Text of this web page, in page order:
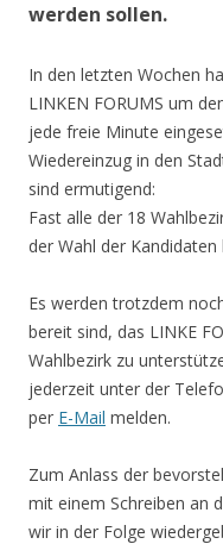
werden sollen.
In den letzten Wochen
LINKEN FORUMS um
jede freie Minute
Wiedereinzug in den
sind ermutigend:
Fast alle der 18
der Wahl der
Es werden trotzdem
bereit sind, das LINKE
Wahlbezirk zu
jederzeit unter der
per E-Mail melden.
Zum Anlass der
mit einem Schreiben an
wir in der Folge